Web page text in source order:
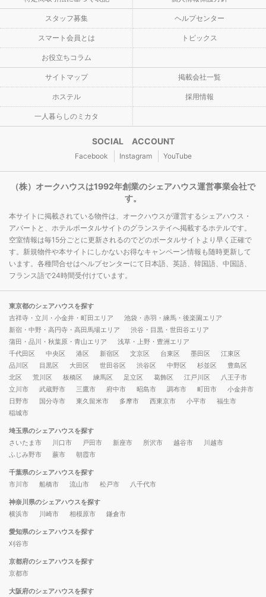
スタッフ募集 ヘルプセンター
スマート会員とは トピックス
お役立ちコラム
サイトマップ 掲載会社一覧
ホステル 採用情報
一人暮らしのミカタ
SOCIAL ACCOUNT
Facebook Instagram YouTube
（株）オークハウスは1992年創業のシェアハウス運営事業会社で
す。
本サイトに掲載されている物件は、オークハウスが運営するシェアハウス・
アパートと、ホテルポータルサイトのグランステイへ掲載するホテルです。
空室情報は毎15分ごとに更新されるのでどのポータルサイトより早く正確で
す。新規物件や本サイトにしかないお得なキャンペーン情報も随時更新して
います。各種問合せはヘルプセンターにて日本語、英語、韓国語、中国語、
フランス語で24時間受付けています。
東京都のシェアハウスを探す
吉祥寺・立川・小金井・町田エリア
池袋・赤羽・練馬・後楽園エリア
新宿・中野・高円寺・高田馬場エリア
渋谷・目黒・世田谷エリア
蒲田・品川・秋葉原・青山エリア
浅草・上野・豊洲エリア
千代田区
中央区 港区 新宿区 文京区 台東区 墨田区
江東区
品川区
目黒区 大田区 世田谷区 渋谷区 中野区 杉並区
豊島区
北区
荒川区 板橋区 練馬区 足立区 葛飾区 江戸川区
八王子市
立川市
武蔵野市 三鷹市 府中市 昭島市 調布市 町田市
小金井市
日野市
国分寺市 東久留米市 多摩市 西東京市 小平市
福生市
稲城市
埼玉県のシェアハウスを探す
さいたま市
川口市 戸田市 新座市 所沢市 越谷市
川越市
ふじみ野市
蕨市 朝霞市
千葉県のシェアハウスを探す
市川市
船橋市 流山市 松戸市 八千代市
神奈川県のシェアハウスを探す
横浜市
川崎市 相模原市 鎌倉市
愛知県のシェアハウスを探す
刈谷市
京都府のシェアハウスを探す
京都市
大阪府のシェアハウスを探す